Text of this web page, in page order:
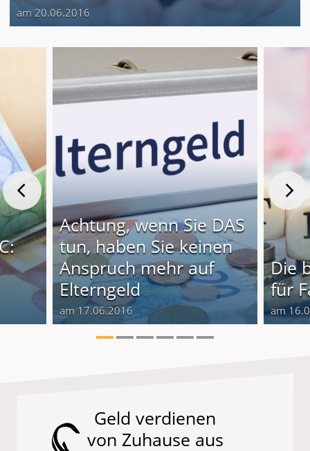
am 20.06.2016
Achtung, wenn Sie DAS
tun, haben Sie keinen
Anspruch mehr auf
Elterngeld
am 17.06.2016
Die
für
am
Geld verdienen
von Zuhause aus